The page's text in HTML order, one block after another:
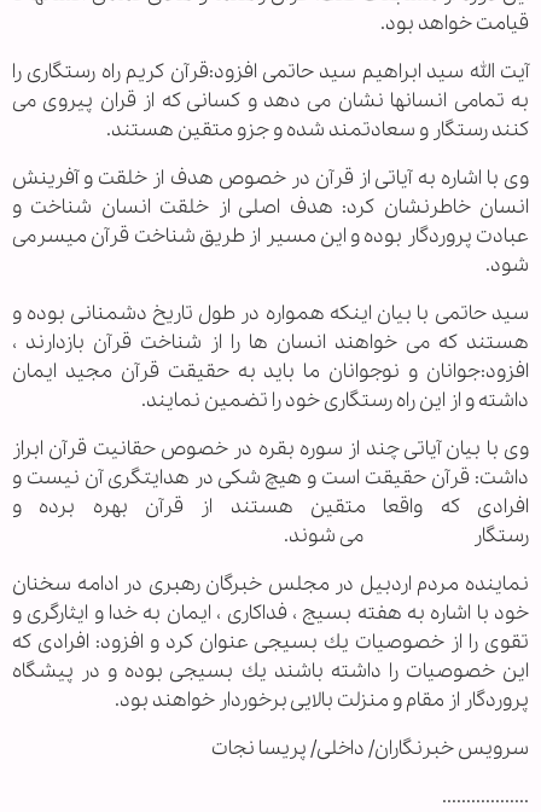
قیامت خواهد بود.
آیت الله سید ابراهیم سید حاتمی افزود:قرآن كریم راه رستگاری را
به تمامی انسانها نشان می دهد و كسانی كه از قران پیروی می
كنند رستگار و سعادتمند شده و جزو متقین هستند.
وی با اشاره به آیاتی از قرآن در خصوص هدف از خلقت و آفرینش
انسان خاطرنشان كرد: هدف اصلی از خلقت انسان شناخت و
عبادت پروردگار بوده و این مسیر از طریق شناخت قرآن میسرمی
شود.
سید حاتمی با بیان اینكه همواره در طول تاریخ دشمنانی بوده و
هستند كه می خواهند انسان ها را از شناخت قرآن بازدارند ،
افزود:جوانان و نوجوانان ما باید به حقیقت قرآن مجید ایمان
داشته و از این راه رستگاری خود را تضمین نمایند.
وی با بیان آیاتی چند از سوره بقره در خصوص حقانیت قرآن ابراز
داشت: قرآن حقیقت است و هیچ شكی در هدایتگری آن نیست و
افرادی كه واقعا متقین هستند از قرآن بهره برده و
رستگار می شوند.
نماینده مردم اردبیل در مجلس خبرگان رهبری در ادامه سخنان
خود با اشاره به هفته بسیج ، فداكاری ، ایمان به خدا و ایثارگری و
تقوی را از خصوصیات یك بسیجی عنوان كرد و افزود: افرادی كه
این خصوصیات را داشته باشند یك بسیجی بوده و در پیشگاه
پروردگار از مقام و منزلت بالایی برخوردار خواهند بود.
سرویس خبرنگاران/ داخلی/ پریسا نجات
..................